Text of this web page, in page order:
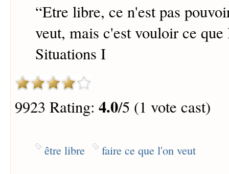
“Etre libre, ce n'est pas
veut, mais c'est vouloir ce que
Situations I
9923 Rating: 4.0/5 (1 vote cast)
être libre faire ce que l'on veut